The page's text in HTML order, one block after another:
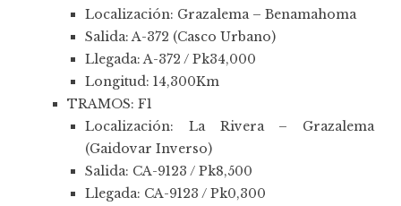
Localización: Grazalema – Benamahoma
Salida: A-372 (Casco Urbano)
Llegada: A-372 / Pk34,000
Longitud: 14,300Km
TRAMOS: F1
Localización: La Rivera – Grazalema
(Gaidovar Inverso)
Salida: CA-9123 / Pk8,500
Llegada: CA-9123 / Pk0,300